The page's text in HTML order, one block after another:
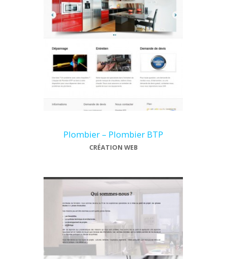
Plombier – Plombier BTP
CRÉATION WEB